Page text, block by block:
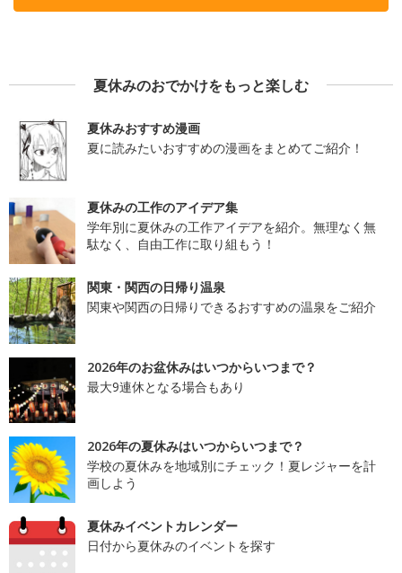
夏休みのおでかけをもっと楽しむ
夏休みおすすめ漫画
夏に読みたいおすすめの漫画をまとめてご紹介！
夏休みの工作のアイデア集
学年別に夏休みの工作アイデアを紹介。無理なく無
駄なく、自由工作に取り組もう！
関東・関西の日帰り温泉
関東や関西の日帰りできるおすすめの温泉をご紹介
2026年のお盆休みはいつからいつまで？
最大9連休となる場合もあり
2026年の夏休みはいつからいつまで？
学校の夏休みを地域別にチェック！夏レジャーを計
画しよう
夏休みイベントカレンダー
日付から夏休みのイベントを探す